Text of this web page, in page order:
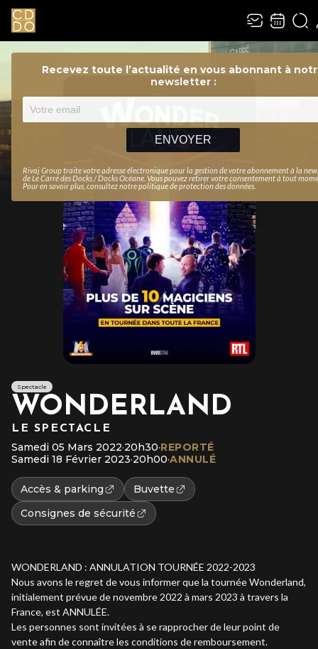
Recevez toute l’actualité en vous abonnant à
newsletter :
ENVOYER
Rivaj Group traite votre adresse électronique pour la gestion de votre abonnement à la
deLe Carré des Docks / Docks Océane . Vous pouvez retirer votre consentement à tout
Pour en savoir plus, consultez notrepolitique de protection des données
Spectacle
WONDERLAND
LE SPECTACLE
Samedi 05 Mars 2022·20h30·REPORTÉ
Samedi 18 Février 2023·20h00·ANNULÉ
Accès & parking
Buvette
Consignes de sécurité
WONDERLAND : ANNULATION TOURNÉE 2022-2023
Nous avons le regret de vous informer que la tournée Wonderland,
initialement prévue de novembre 2022 à mars 2023 à travers la
France, est ANNULÉE.
Les personnes sont invitées à se rapprocher de leur point de
vente afin de connaître les conditions de remboursement.